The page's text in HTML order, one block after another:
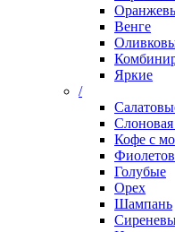
Венге
Яркие
/
Слоновая
Кофе с
Голубые
Орех
Шампань